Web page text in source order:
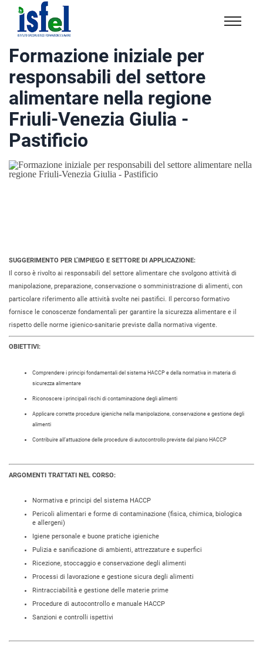
Isfel
Istituto
specialistico
formazione
e
lavoro
Formazione iniziale per
responsabili del settore
alimentare nella regione
Friuli-Venezia Giulia -
Pastificio
SUGGERIMENTO PER L’IMPIEGO E SETTORE DI APPLICAZIONE:
Il corso è rivolto ai responsabili del settore alimentare che svolgono attività di
manipolazione, preparazione, conservazione o somministrazione di alimenti, con
particolare riferimento alle attività svolte nei pastifici. Il percorso formativo
fornisce le conoscenze fondamentali per garantire la sicurezza alimentare e il
rispetto delle norme igienico-sanitarie previste dalla normativa vigente.
OBIETTIVI:
Comprendere i principi fondamentali del sistema HACCP e della normativa in materia di
sicurezza alimentare
Riconoscere i principali rischi di contaminazione degli alimenti
Applicare corrette procedure igieniche nella manipolazione, conservazione e gestione degli
alimenti
Contribuire all’attuazione delle procedure di autocontrollo previste dal piano HACCP
ARGOMENTI TRATTATI NEL CORSO:
Normativa e principi del sistema HACCP
Pericoli alimentari e forme di contaminazione (fisica, chimica, biologica
e allergeni)
Igiene personale e buone pratiche igieniche
Pulizia e sanificazione di ambienti, attrezzature e superfici
Ricezione, stoccaggio e conservazione degli alimenti
Processi di lavorazione e gestione sicura degli alimenti
Rintracciabilità e gestione delle materie prime
Procedure di autocontrollo e manuale HACCP
Sanzioni e controlli ispettivi